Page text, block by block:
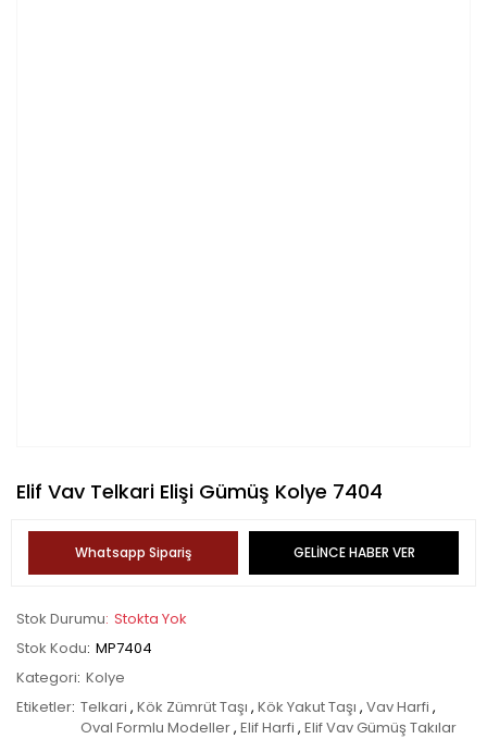
Elif Vav Telkari Elişi Gümüş Kolye 7404
Whatsapp Sipariş GELİNCE HABER VER
Stok Durumu Stokta Yok
Stok Kodu MP7404
Kategori Kolye
Etiketler Telkari , Kök Zümrüt Taşı , Kök Yakut Taşı , Vav Harfi ,
Oval Formlu Modeller, Elif Harfi , Elif Vav Gümüş Takılar